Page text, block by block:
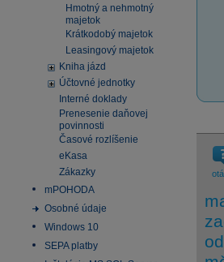
Hmotný a nehmotný
majetok
Krátkodobý majetok
Leasingový majetok
Kniha jázd
Účtovné jednotky
Interné doklady
Prenesenie daňovej
povinnosti
Časové rozlíšenie
eKasa
Zákazky
mPOHODA
Osobné údaje
Windows 10
SEPA platby